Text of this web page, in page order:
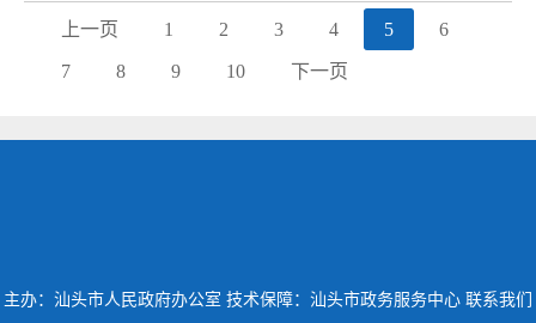
上一页 1 2 3 4 5 6
7 8 9 10 下一页
主办：汕头市人民政府办公室 技术保障：汕头市政务服务中心 联系我们